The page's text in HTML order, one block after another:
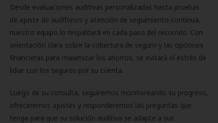
Desde evaluaciones auditivas personalizadas hasta pruebas
de ajuste de audífonos y atención de seguimiento continua,
nuestro equipo lo respaldará en cada paso del recorrido. Con
orientación clara sobre la cobertura de seguro y las opciones
financieras para maximizar los ahorros, se evitará el estrés de
lidiar con los seguros por su cuenta.
Luego de su consulta, seguiremos monitoreando su progreso,
ofreceremos ajustes y responderemos las preguntas que
tenga para que su solución auditiva se adapte a sus